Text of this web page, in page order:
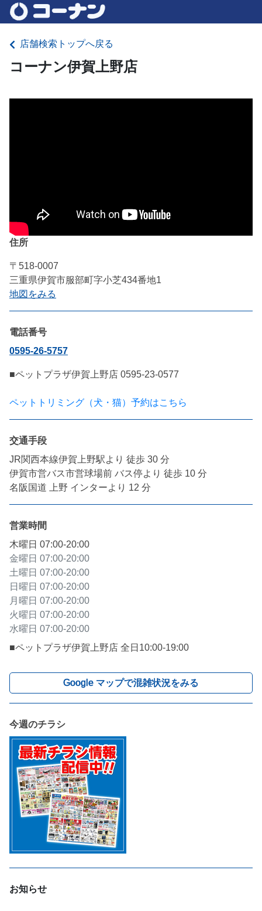
店舗検索トップへ戻る
コーナン伊賀上野店
住所
〒518-0007
三重県伊賀市服部町字小芝434番地1
地図をみる
電話番号
0595-26-5757
■ペットプラザ伊賀上野店 0595-23-0577
ペットトリミング（犬・猫）予約はこちら
交通手段
JR関西本線伊賀上野駅より 徒歩 30 分
伊賀市営バス市営球場前 バス停より 徒歩 10 分
名阪国道 上野 インターより 12 分
営業時間
木曜日 07:00-20:00
金曜日 07:00-20:00
土曜日 07:00-20:00
日曜日 07:00-20:00
月曜日 07:00-20:00
火曜日 07:00-20:00
水曜日 07:00-20:00
■ペットプラザ伊賀上野店 全日10:00-19:00
Google マップで混雑状況をみる
今週のチラシ
お知らせ